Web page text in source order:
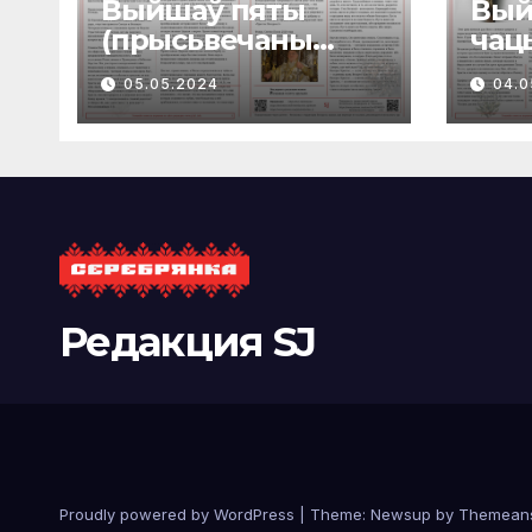
Выйшаў пяты
(прысьвечаны
Вялікадню) нумар
газеты
“Васкрасеньне”
05.05.2024
Редакция SJ
Proudly powered by WordPress Theme: Newsup by